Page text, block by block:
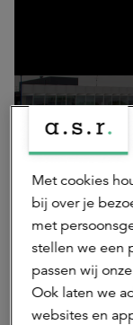
Met cookies
bij over je
met
stellen we een
passen wij
Ook laten we
websites en